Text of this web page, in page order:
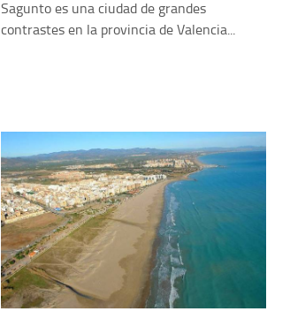
Sagunto es una ciudad de grandes
contrastes en la provincia de Valencia...